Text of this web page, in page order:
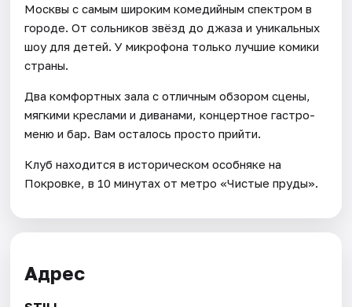
Москвы с самым широким комедийным спектром в
городе. От сольников звёзд до джаза и уникальных
шоу для детей. У микрофона только лучшие комики
страны.
Два комфортных зала с отличным обзором сцены,
мягкими креслами и диванами, концертное гастро-
меню и бар. Вам осталось просто прийти.
Клуб находится в историческом особняке на
Покровке, в 10 минутах от метро «Чистые пруды».
Адрес